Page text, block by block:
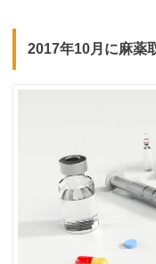
2017年10月に麻薬